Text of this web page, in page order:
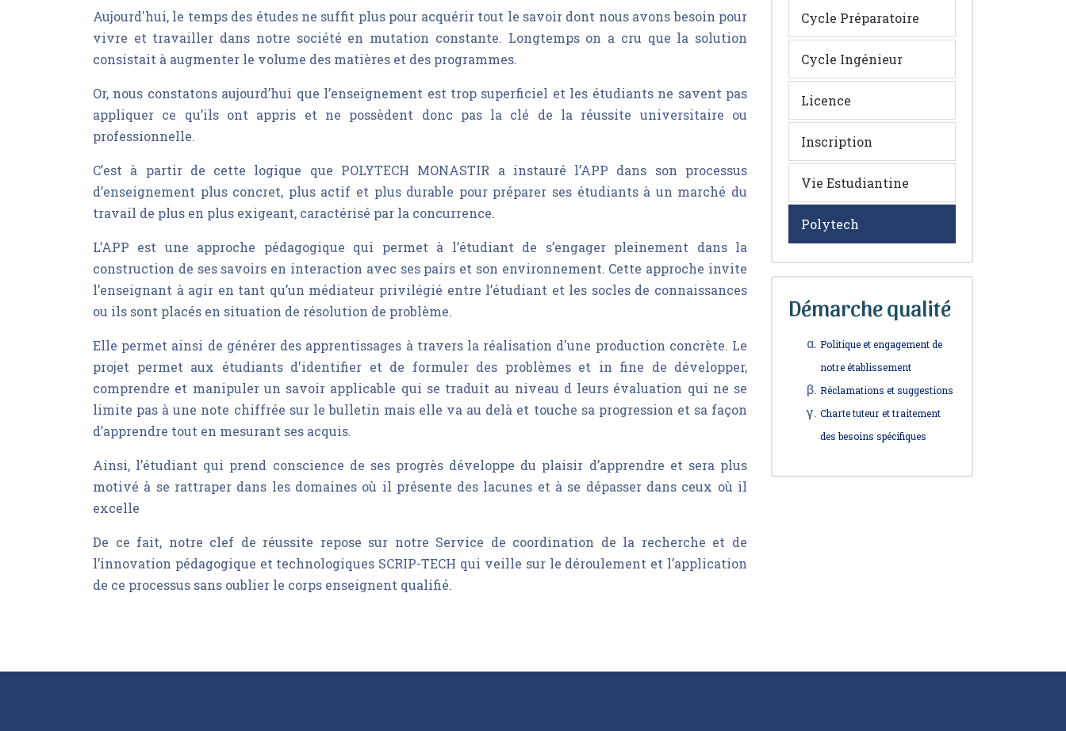
Aujourd'hui, le temps des études ne suffit plus pour acquérir tout le savoir dont nous avons besoin pour
vivre et travailler dans notre société en mutation constante. Longtemps on a cru que la solution
consistait à augmenter le volume des matières et des programmes.
Or, nous constatons aujourd’hui que l’enseignement est trop superficiel et les étudiants ne savent pas
appliquer ce qu’ils ont appris et ne possèdent donc pas la clé de la réussite universitaire ou
professionnelle.
C’est à partir de cette logique que POLYTECH MONASTIR a instauré l’APP dans son processus
d’enseignement plus concret, plus actif et plus durable pour préparer ses étudiants à un marché du
travail de plus en plus exigeant, caractérisé par la concurrence.
L’APP est une approche pédagogique qui permet à l’étudiant de s’engager pleinement dans la
construction de ses savoirs en interaction avec ses pairs et son environnement. Cette approche invite
l’enseignant à agir en tant qu’un médiateur privilégié entre l’étudiant et les socles de connaissances
ou ils sont placés en situation de résolution de problème.
Elle permet ainsi de générer des apprentissages à travers la réalisation d'une production concrète. Le
projet permet aux étudiants d'identifier et de formuler des problèmes et in fine de développer,
comprendre et manipuler un savoir applicable qui se traduit au niveau d leurs évaluation qui ne se
limite pas à une note chiffrée sur le bulletin mais elle va au delà et touche sa progression et sa façon
d’apprendre tout en mesurant ses acquis.
Ainsi, l’étudiant qui prend conscience de ses progrès développe du plaisir d’apprendre et sera plus
motivé à se rattraper dans les domaines où il présente des lacunes et à se dépasser dans ceux où il
excelle
De ce fait, notre clef de réussite repose sur notre Service de coordination de la recherche et de
l’innovation pédagogique et technologiques SCRIP-TECH qui veille sur le déroulement et l’application
de ce processus sans oublier le corps enseignent qualifié.
Cycle Préparatoire
Cycle Ingénieur
Licence
Inscription
Vie Estudiantine
Polytech
Démarche qualité
Politique et engagement de
notre établissement
Réclamations et suggestions
Charte tuteur et traitement
des besoins spécifiques